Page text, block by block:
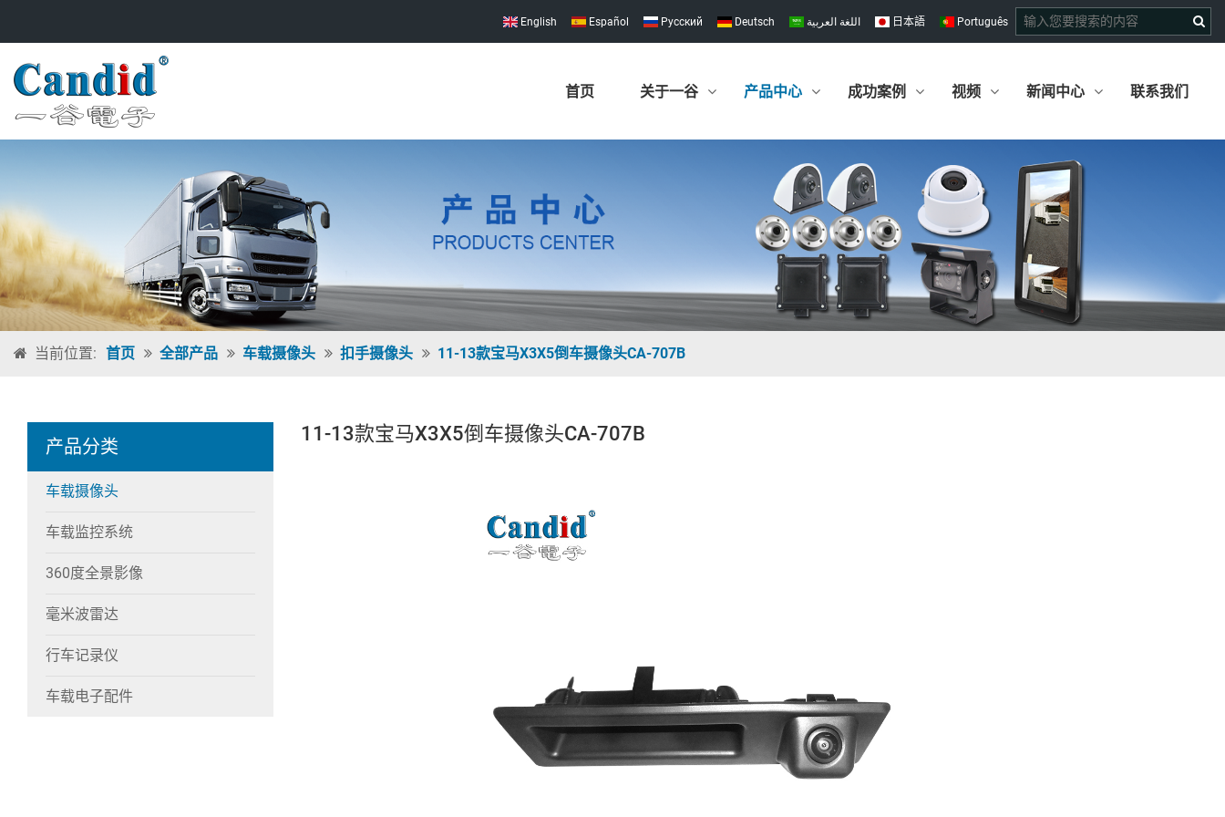
English Español Pусский Deutsch اللغة العربية 日本語 Português
首页 关于一谷 产品中心 成功案例 视频 新闻中心 联系我们
当前位置: 首页 全部产品 车载摄像头 扣手摄像头 11-13款宝马X3X5倒车摄像头CA-707B
11-13款宝马X3X5倒车摄像头CA-707B
产品分类
车载摄像头
车载监控系统
360度全景影像
毫米波雷达
行车记录仪
车载电子配件